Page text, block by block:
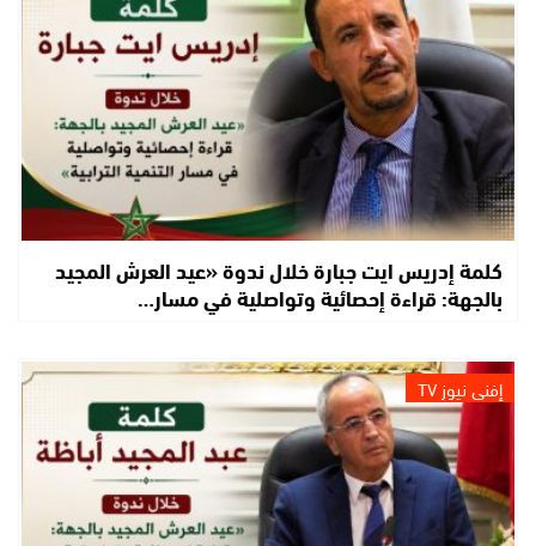
كلمة إدريس ايت جبارة خلال ندوة «عيد العرش المجيد
بالجهة: قراءة إحصائية وتواصلية في مسار…
إفني نيوز TV